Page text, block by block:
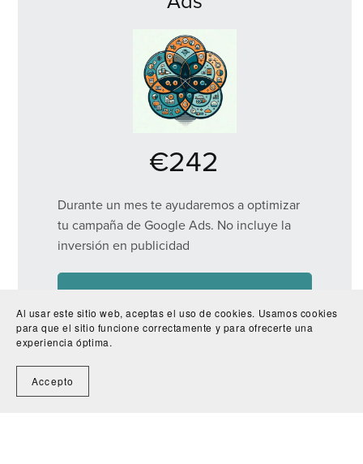
€242
Durante un mes te ayudaremos a optimizar
tu campaña de Google Ads. No incluye la
inversión en publicidad
Al usar este sitio web, aceptas el uso de cookies. Usamos cookies
para que el sitio funcione correctamente y para ofrecerte una
experiencia óptima.
Accepto